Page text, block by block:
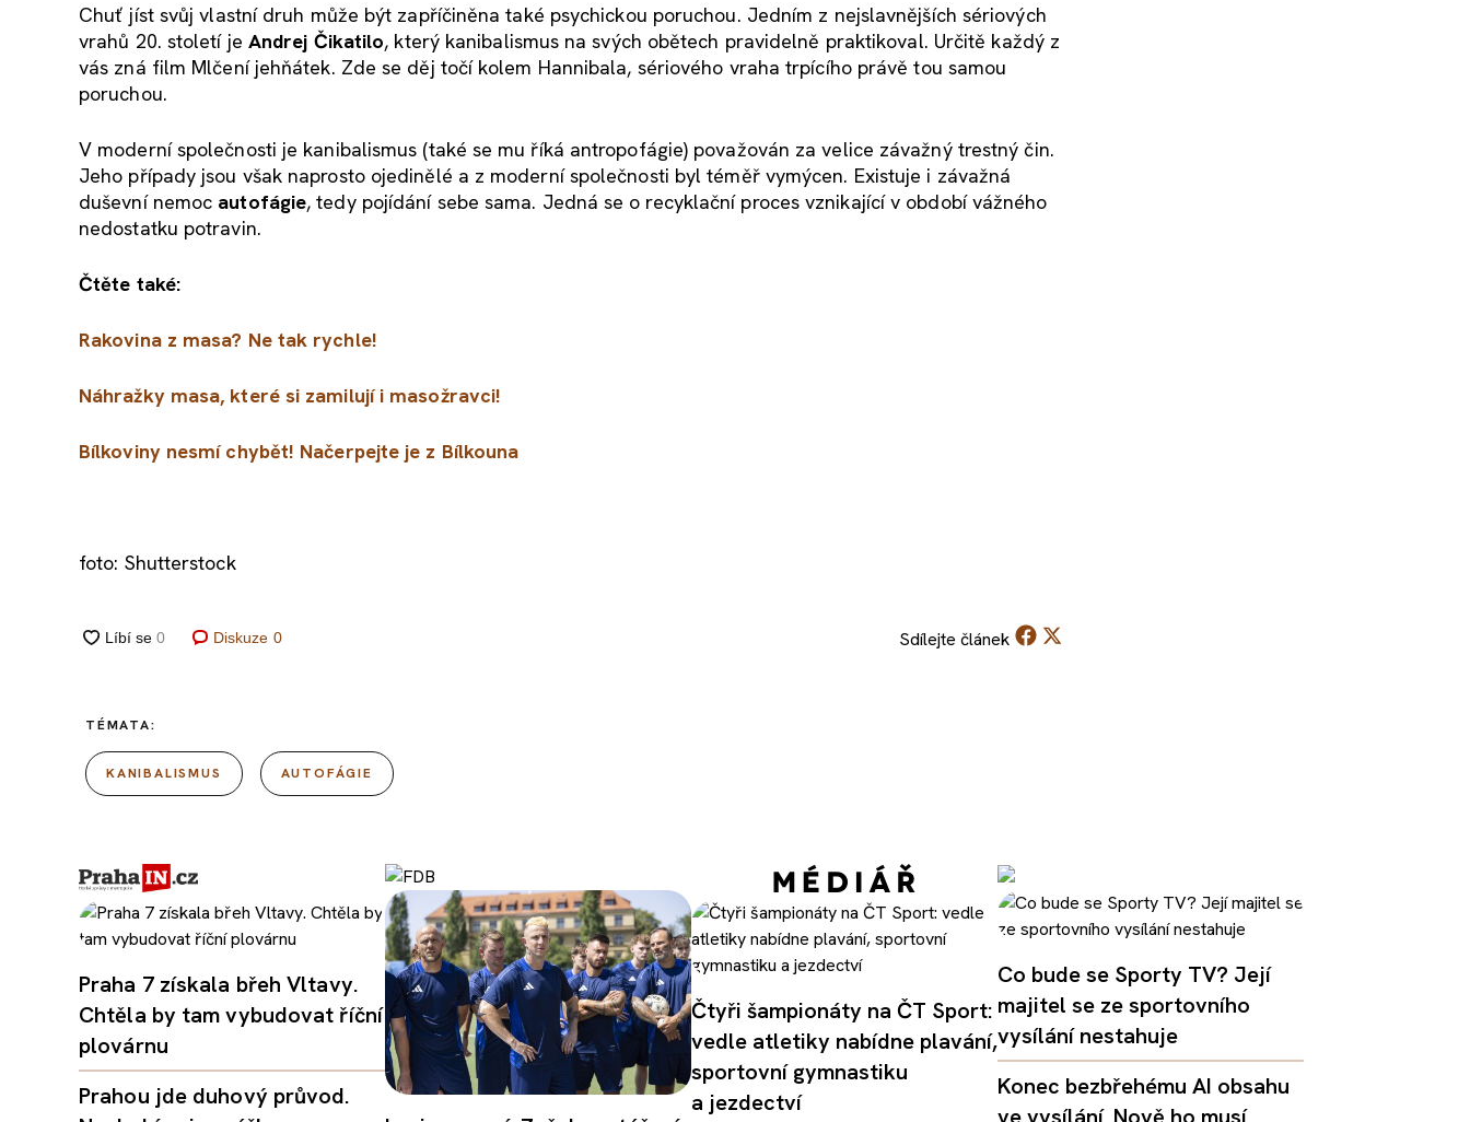
Chuť jíst svůj vlastní druh může být zapříčiněna také psychickou poruchou. Jedním z nejslavnějších sériových
vrahů 20. století je Andrej Čikatilo, který kanibalismus na svých obětech pravidelně praktikoval. Určitě každý z
vás zná film Mlčení jehňátek. Zde se děj točí kolem Hannibala, sériového vraha trpícího právě tou samou
poruchou.
V moderní společnosti je kanibalismus (také se mu říká antropofágie) považován za velice závažný trestný čin.
Jeho případy jsou však naprosto ojedinělé a z moderní společnosti byl téměř vymýcen. Existuje i závažná
duševní nemoc autofágie, tedy pojídání sebe sama. Jedná se o recyklační proces vznikající v období vážného
nedostatku potravin.
Čtěte také:
Rakovina z masa? Ne tak rychle!
Náhražky masa, které si zamilují i masožravci!
Bílkoviny nesmí chybět! Načerpejte je z Bílkouna
foto: Shutterstock
Diskuze 0 Sdílejte článek
TÉMATA:
KANIBALISMUS AUTOFÁGIE
Praha 7 získala břeh Vltavy.
Chtěla by tam vybudovat říční
plovárnu
Prahou jde duhový průvod.
Čtyři šampionáty na ČT Sport:
vedle atletiky nabídne plavání,
sportovní gymnastiku
a jezdectví
Co bude se Sporty TV? Její
majitel se ze sportovního
vysílání nestahuje
Konec bezbřehému AI obsahu
ve vysílání. Nově ho musí